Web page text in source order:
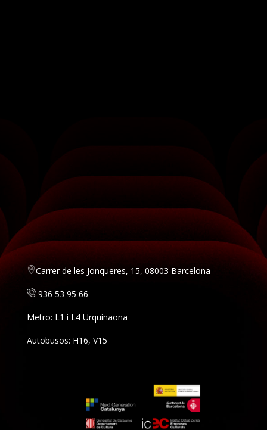
Carrer de les Jonqueres, 15, 08003 Barcelona
936 53 95 66
Metro: L1 i L4 Urquinaona
Autobusos: H16, V15